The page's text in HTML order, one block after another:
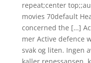
repeat;center
movies 70default
concerned the […]
mer Active defence
svak og liten. Ingen